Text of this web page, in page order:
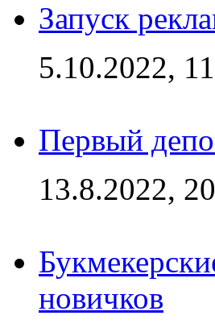
Запуск
5.10.2022,
Первый
13.8.2022,
новичков